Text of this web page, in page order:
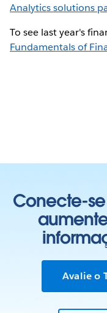
Analytics solutions
To see last year's
Fundamentals of
Conecte-
Avalie o